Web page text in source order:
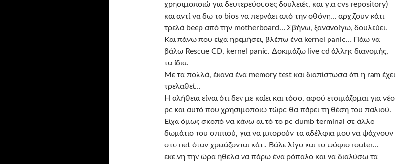
χρησιμοποιώ για δευτερεύουσες δουλειές, και για cvs repository)
και αντί να δω το bios να περνάει από την οθόνη… αρχίζουν κάτι
τρελά beep από την motherboard… Σβήνω, ξανανοίγω, δουλεύει.
Και πάνω που είχα ηρεμήσει, βλέπω ένα kernel panic… Πάω να
βάλω Rescue CD, kernel panic. Δοκιμάζω live cd άλλης διανομής,
τα ίδια.
Με τα πολλά, έκανα ένα memory test και διαπίστωσα ότι η ram έχει
τρελαθεί…
Η αλήθεια είναι ότι δεν με καίει και τόσο, αφού ετοιμάζομαι για νέο
pc και αυτό που χρησιμοποιώ τώρα θα πάρει τη θέση του παλιού.
Είχα όμως σκοπό να κάνω αυτό το pc dumb terminal σε άλλο
δωμάτιο του σπιτιού, για να μπορούν τα αδέλφια μου να ψάχνουν
στο net όταν χρειάζονται κάτι. Βάλε λίγο και το ψόφιο router…
εκείνη την ώρα ήθελα να πάρω ένα ρόπαλο και να διαλύσω τα